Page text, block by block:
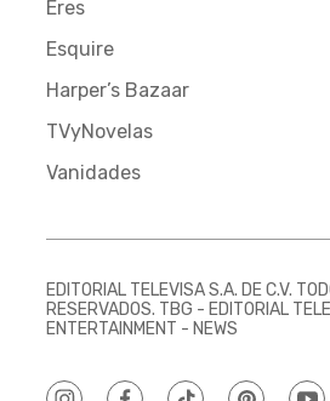
Eres
Esquire
Harper’s Bazaar
TVyNovelas
Vanidades
EDITORIAL TELEVISA S.A. DE C.V.
RESERVADOS. TBG - EDITORIAL
ENTERTAINMENT - NEWS